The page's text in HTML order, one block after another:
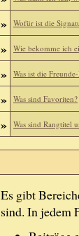
» Wofür ist die
» Wie bekomme ich
» Was ist die
» Was sind Favoriten?
» Was sind Rangtitel
Es gibt
sind. In jedem